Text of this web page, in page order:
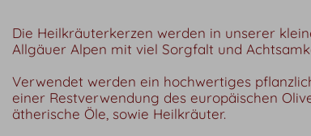
Die Heilkräuterkerzen werden in unserer
Allgäuer Alpen mit viel Sorgfalt und
Verwendet werden ein hochwertiges
einer Restverwendung des europäischen
ätherische Öle, sowie Heilkräuter.